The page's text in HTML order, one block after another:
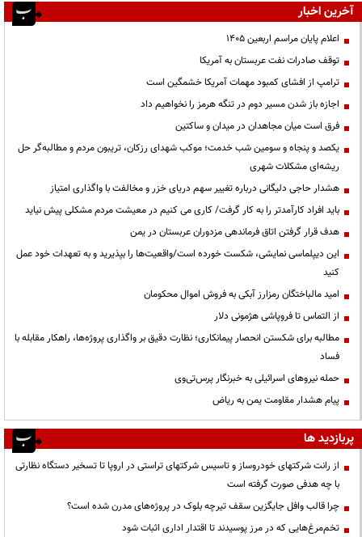
آخرین اخبار
اعلام پایان مراسم اربعین ۱۴۰۵
توقف صادرات نفت عربستان به آمریکا
ترامپ از افشای کمبود مهمات آمریکا خشمگین است
اجازه باز شدن مسیر دوم در تنگه هرمز را نخواهیم داد
فرق است میان مجاهدان در میدان و ساکتین
یکصد و پنجاه و سومین شب خدمت؛ موکب شهدای رزکان، تریبون مردم و مطالبه‌گر حل
ریشه‌ای مشکلات شهری
هشدار حاجی دلیگانی درباره تغییر سهم دریای خزر و مخالفت با واگذاری امتیاز
باید افراد کارآمدتر را به کار گرفت/ کاری می کنیم در معیشت مردم مشکلی پیش نیاید
هدف قرار گرفتن اتاق‌ فرماندهی مزدوران عربستان در یمن
این دیپلماسی نمایشی، شکست خورده است/واقعیت‌ها را بپذیرید و به تعهدات خود عمل
کنید
امید مالباختگان رمزارز آبکی به فروش اموال محکومان
از التماس تا فروپاشی هژمونی دلار
مطالبه برای شکستن انحصار پیمانکاری؛ نظارت دقیق بر واگذاری پروژه‌ها، راهکار مقابله با
فساد
حمله نیروهای اسرائیلی به خبرنگار پرس‌تی‌وی
پیام هشدار مقاومت یمن به ریاض
پربازدید ها
از رانت‌ شرکتهای خودروساز و تاسیس شرکتهای تراستی در اروپا تا تسخیر دستگاه نظارتی
با چه هدفی صورت گرفته است
چرا قالب وافل جایگزین سقف تیرچه بلوک در پروژه‌های مدرن شده است؟
تخم‌مرغ‌هایی که در مرز پوسیدند تا اقتدار اداری اثبات شود